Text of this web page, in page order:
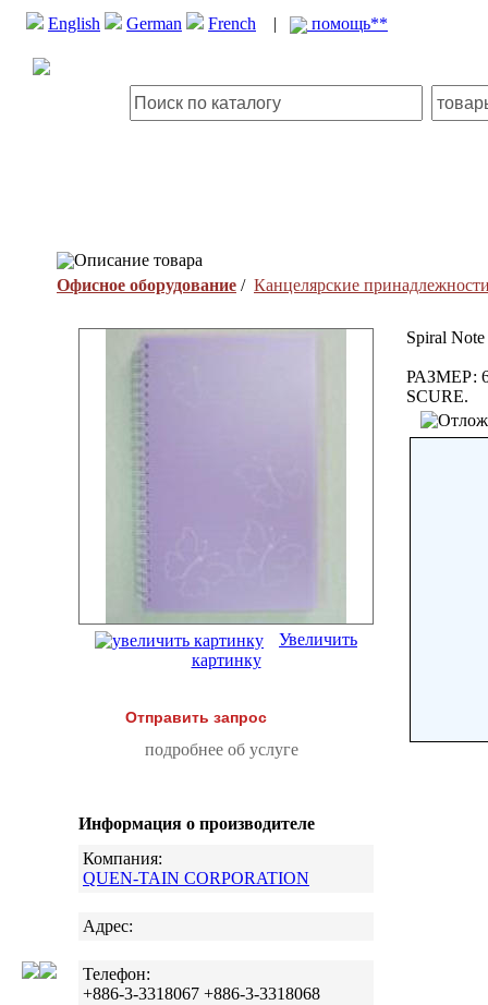
English German French | помощь**
Описание товара
Офисное оборудование / Канцелярские
Увеличить
картинку
Отправить запрос
подробнее об услуге
Информация о производителе
Компания:
QUEN-TAIN CORPORATION
Адрес:
Телефон:
+886-3-3318067 +886-3-3318068
Spiral
РАЗМЕР:
SCURE.